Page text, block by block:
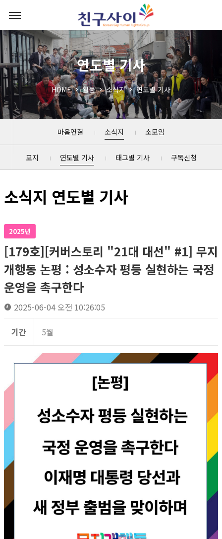
연도별 기사
HOME 활동 소식지 연도별 기사
마음연결 소식지 소모임
표지 연도별 기사 태그별 기사 구독신청
소식지 연도별 기사
2025년
[179호][커버스토리 "21대 대선" #1] 무지
개행동 논평 : 성소수자 평등 실현하는 국정
운영을 촉구한다
2025-06-04 오전 10:26:05
기간 5월